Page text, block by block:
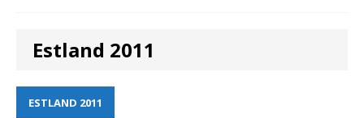
Estland 2011
ESTLAND 2011